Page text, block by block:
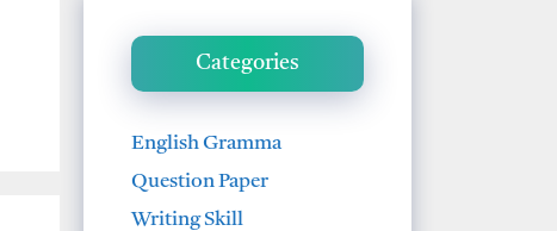
Categories
English Gramma
Question Paper
Writing Skill